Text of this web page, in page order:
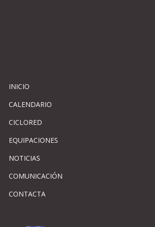
INICIO
CALENDARIO
CICLORED
EQUIPACIONES
NOTICIAS
COMUNICACIÓN
CONTACTA